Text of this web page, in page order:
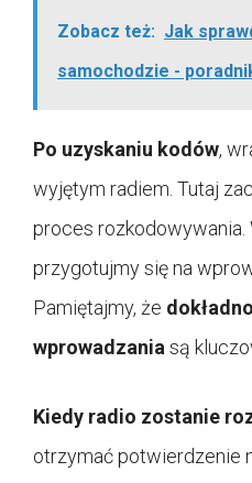
Zobacz też: Jak
samochodzie -
Po uzyskaniu kodów,
wyjętym radiem. Tutaj
proces rozkodowywania.
przygotujmy się na
Pamiętajmy, że
wprowadzaniasą
Kiedy radio zostanie
otrzymać potwierdzenie